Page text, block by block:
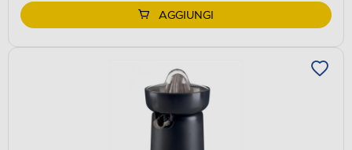
AGGIUNGI